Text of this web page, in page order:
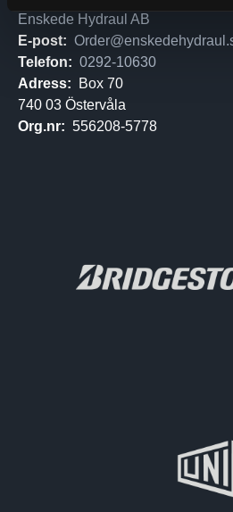
Enskede Hydraul AB
E-post:
Telefon: 0292-10630
Adress:
Box 70
740 03 Östervåla
Org.nr: 556208-5778